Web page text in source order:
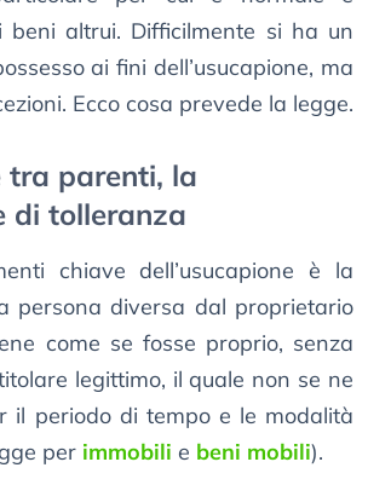
beni altrui. Difficilmente si ha un
ai fini dell’usucapione, ma
Ecco cosa prevede la legge.
tra parenti, la
di tolleranza
chiave dell’usucapione è la
persona diversa dal proprietario
come se fosse proprio, senza
legittimo, il quale non se ne
il periodo di tempo e le modalità
per immobili e beni mobili).